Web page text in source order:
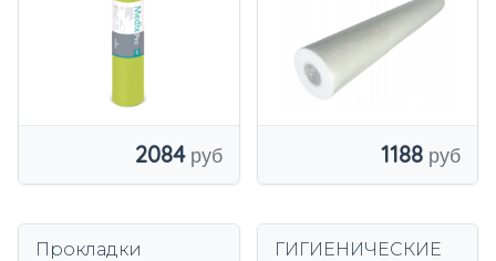
2084 1188
Прокладки
ГИГИЕНИЧЕСКИЕ